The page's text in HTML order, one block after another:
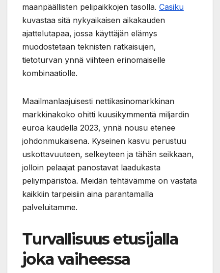
maanpäällisten pelipaikkojen tasolla. Casiku
kuvastaa sitä nykyaikaisen aikakauden
ajattelutapaa, jossa käyttäjän elämys
muodostetaan teknisten ratkaisujen,
tietoturvan ynnä viihteen erinomaiselle
kombinaatiolle.
Maailmanlaajuisesti nettikasinomarkkinan
markkinakoko ohitti kuusikymmentä miljardin
euroa kaudella 2023, ynnä nousu etenee
johdonmukaisena. Kyseinen kasvu perustuu
uskottavuuteen, selkeyteen ja tähän seikkaan,
jolloin pelaajat panostavat laadukasta
peliympäristöä. Meidän tehtävämme on vastata
kaikkiin tarpeisiin aina parantamalla
palveluitamme.
Turvallisuus etusijalla
joka vaiheessa